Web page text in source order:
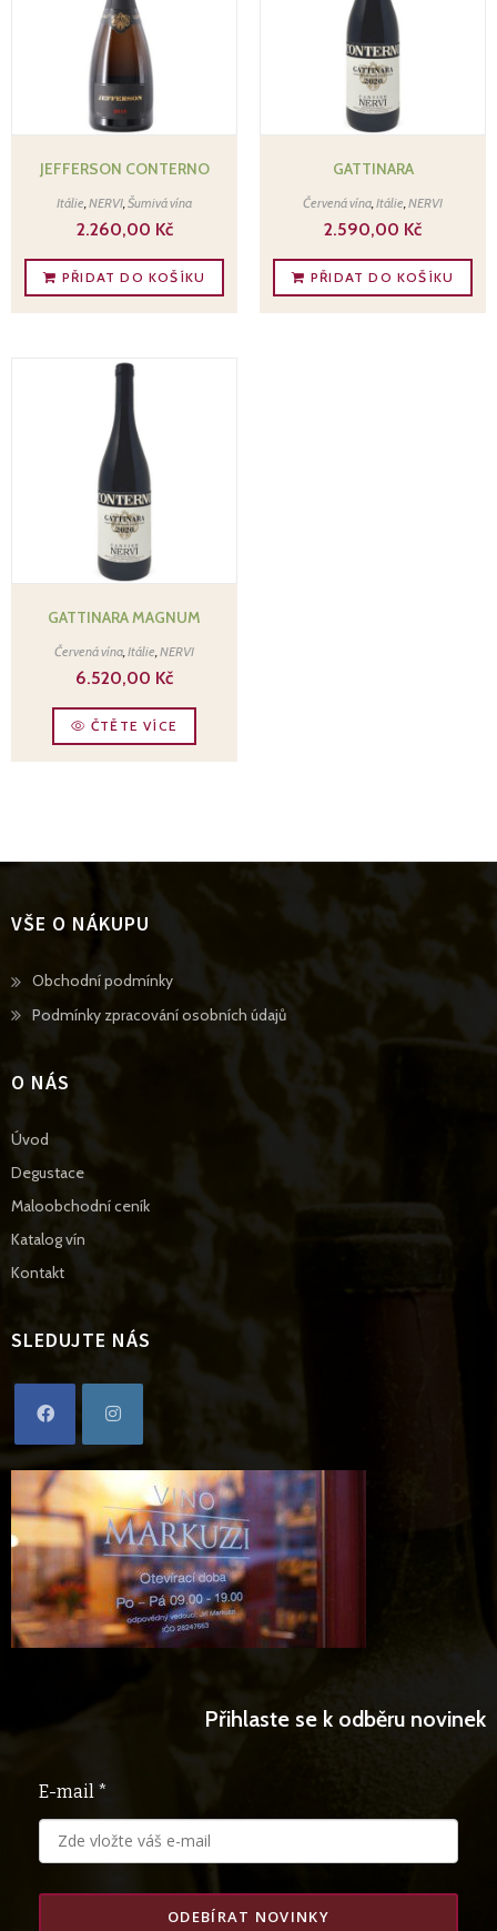
JEFFERSON CONTERNO
Itálie,NERVI,Šumivá vína
2.260,00 Kč
PŘIDAT DO KOŠÍKU
GATTINARA
Červená vína,Itálie,NERVI
2.590,00 Kč
PŘIDAT DO KOŠÍKU
GATTINARA MAGNUM
Červená vína,Itálie,NERVI
6.520,00 Kč
ČTĚTE VÍCE
VŠE O NÁKUPU
Obchodní podmínkyOpens
in
Podmínky zpracování osobních údajůOpens
O NÁS
Úvod
Degustace
Maloobchodní ceník
Katalog vín
Kontakt
SLEDUJTE NÁS
a
new
tab
in
a
new
tab
Přihlaste se k odběru novinek
E-mail *
ODEBÍRAT NOVINKY